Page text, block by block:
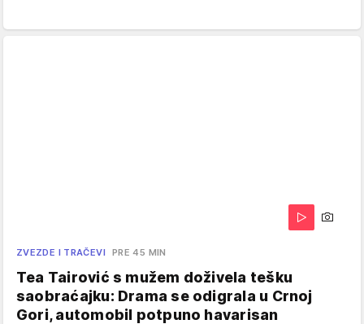
ZVEZDE I TRAČEVI PRE 45 MIN
Tea Tairović s mužem doživela tešku
saobraćajku: Drama se odigrala u Crnoj
Gori, automobil potpuno havarisan